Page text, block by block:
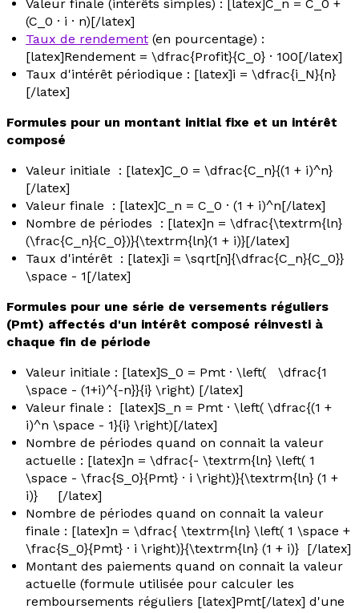
Valeur finale (intérêts simples) : [latex]C_n = C_0 +
(C_0 · i · n)[/latex]
Taux de rendement (en pourcentage) :
[latex]Rendement = \dfrac{Profit}{C_0} · 100[/latex]
Taux d'intérêt périodique : [latex]i = \dfrac{i_N}{n}
[/latex]
Formules pour un montant initial fixe et un intérêt
composé
Valeur initiale : [latex]C_0 = \dfrac{C_n}{(1 + i)^n}
[/latex]
Valeur finale : [latex]C_n = C_0 · (1 + i)^n[/latex]
Nombre de périodes : [latex]n = \dfrac{\textrm{ln}
(\frac{C_n}{C_0})}{\textrm{ln}(1 + i)}[/latex]
Taux d'intérêt : [latex]i = \sqrt[n]{\dfrac{C_n}{C_0}}
\space - 1[/latex]
Formules pour une série de versements réguliers
(Pmt) affectés d'un intérêt composé réinvesti à
chaque fin de période
Valeur initiale : [latex]S_0 = Pmt · \left( \dfrac{1
\space - (1+i)^{-n}}{i} \right) [/latex]
Valeur finale : [latex]S_n = Pmt · \left( \dfrac{(1 +
i)^n \space - 1}{i} \right)[/latex]
Nombre de périodes quand on connait la valeur
actuelle : [latex]n = \dfrac{- \textrm{ln} \left( 1
\space - \frac{S_0}{Pmt} · i \right)}{\textrm{ln} (1 +
i)} [/latex]
Nombre de périodes quand on connait la valeur
finale : [latex]n = \dfrac{ \textrm{ln} \left( 1 \space +
\frac{S_0}{Pmt} · i \right)}{\textrm{ln} (1 + i)} [/latex]
Montant des paiements quand on connait la valeur
actuelle (formule utilisée pour calculer les
remboursements réguliers [latex]Pmt[/latex] d'une